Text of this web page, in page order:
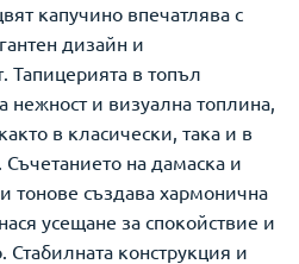
капучино впечатлява с
дизайн и
в топъл
нежност и визуална топлина,
в класически, така и в
на дамаска и
тонове създава хармонична
усещане за спокойствие и
Стабилната конструкция и